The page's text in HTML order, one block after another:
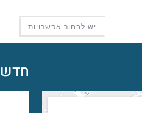
יש לבחור אפשרויות